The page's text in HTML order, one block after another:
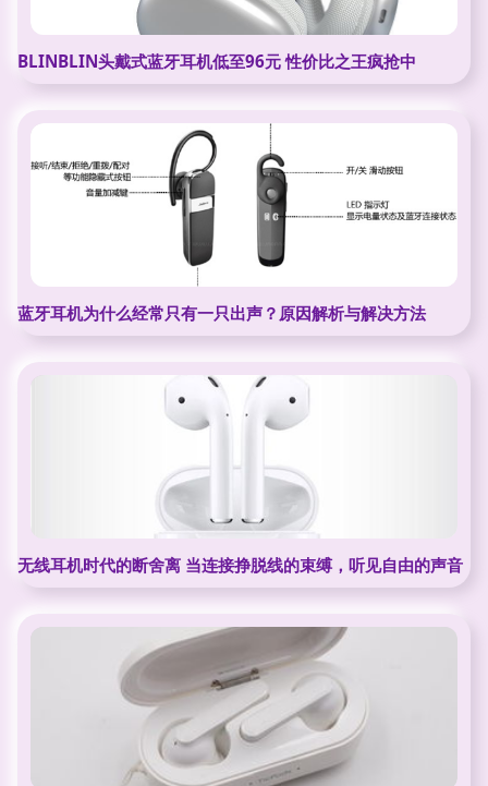
BLINBLIN头戴式蓝牙耳机低至96元 性价比之王疯抢中
蓝牙耳机为什么经常只有一只出声？原因解析与解决方法
无线耳机时代的断舍离 当连接挣脱线的束缚，听见自由的声音